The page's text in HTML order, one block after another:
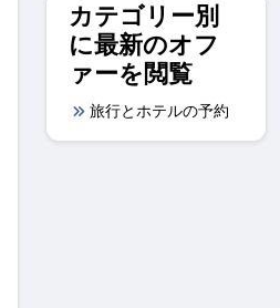
カテゴリー別
に最新のオフ
ァーを閲覧
旅行とホテルの予約